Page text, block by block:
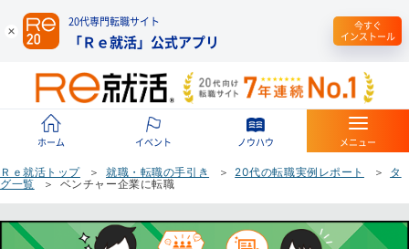
20代専門転職サイト
「Ｒｅ就活」公式アプリ
今すぐ
インストール
ホーム イベント ノウハウ メニュー
Ｒｅ就活トップ 就職・転職の手引き 20代の転職実例レポート
タ
グ一覧
ベンチャー企業に転職